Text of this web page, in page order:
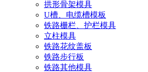
拱形骨架模具
U槽、电缆槽模板
铁路栅栏、护栏模具
立柱模具
铁路花纹盖板
铁路步行板
铁路其他模具